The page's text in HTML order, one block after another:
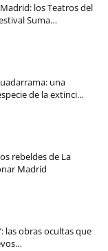
los Teatros del
Suma…
una
de la extinci…
rebeldes de La
Madrid
las obras ocultas que